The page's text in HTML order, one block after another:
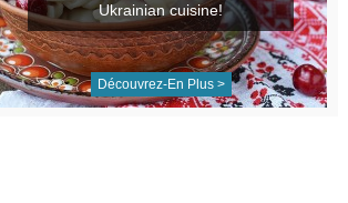
Ukrainian cuisine!
Découvrez-En Plus >